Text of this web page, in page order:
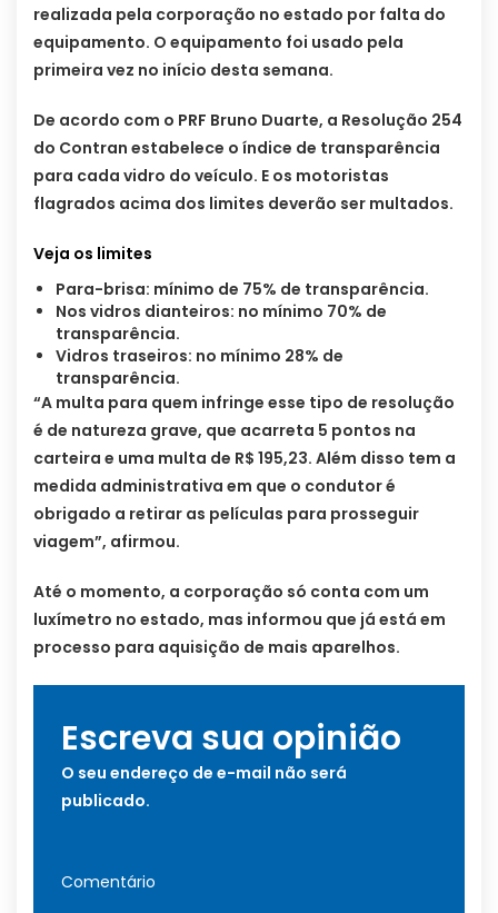
realizada pela corporação no estado por falta do
equipamento. O equipamento foi usado pela
primeira vez no início desta semana.
De acordo com o PRF Bruno Duarte, a Resolução 254
do Contran estabelece o índice de transparência
para cada vidro do veículo. E os motoristas
flagrados acima dos limites deverão ser multados.
Veja os limites
Para-brisa: mínimo de 75% de transparência.
Nos vidros dianteiros: no mínimo 70% de
transparência.
Vidros traseiros: no mínimo 28% de
transparência.
“A multa para quem infringe esse tipo de resolução
é de natureza grave, que acarreta 5 pontos na
carteira e uma multa de R$ 195,23. Além disso tem a
medida administrativa em que o condutor é
obrigado a retirar as películas para prosseguir
viagem”, afirmou.
Até o momento, a corporação só conta com um
luxímetro no estado, mas informou que já está em
processo para aquisição de mais aparelhos.
Escreva sua opinião
O seu endereço de e-mail não será
publicado.
Comentário